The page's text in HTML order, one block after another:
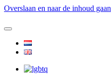
Overslaan en naar de inhoud gaan